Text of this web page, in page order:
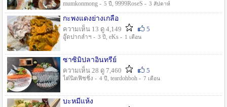
mumkonmong - 5 ปี , 9999RoseS - 3 สัปดาห์
กะพงแดงย่างเกลือ
ความเห็น 13 ดู 4,149
5
อู๊ดปากลำฯ - 3 ปี , eKs - 1 เดือน
ซาซิมิปลาอินทรีย์
ความเห็น 28 ดู 7,460
5
ไต๋นิตฟิชชิ่ง - 4 ปี , teardohboh - 7 เดือน
บะหมี่แห้ง